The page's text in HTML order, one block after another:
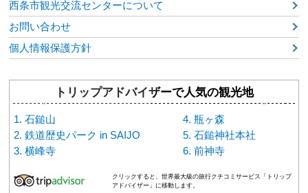
西条市観光交流センターについて
お問い合わせ
個人情報保護方針
トリップアドバイザーで人気の観光地
石鎚山
鉄道歴史パーク in SAIJO
横峰寺
瓶ヶ森
石鎚神社本社
前神寺
クリックすると、世界最大級の旅行クチコミサービス「トリップ
アドバイザー」に移動します。